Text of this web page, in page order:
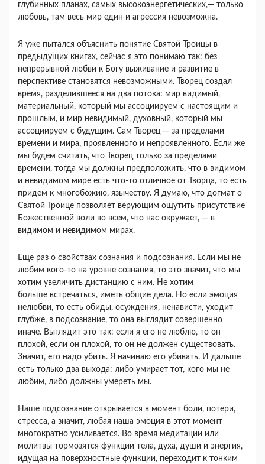
глубинных планах, самых высокоэнергетических,— только
любовь, там весь мир един и агрессия невозможна.
Я уже пытался объяснить понятие Святой Троицы в
предыдущих книгах, сейчас я это понимаю так: без
непрерывной любви к Богу выживание и развитие в
перспективе становятся невозможными. Творец создал
время, разделившееся на два потока: мир видимый,
материальный, который мы ассоциируем с настоящим и
прошлым, и мир невидимый, духовный, который мы
ассоциируем с будущим. Сам Творец — за пределами
времени и мира, проявленного и непроявленного. Если же
мы будем считать, что Творец только за пределами
времени, тогда мы должны предположить, что в видимом
и невидимом мире есть что-то отличное от Творца, то есть
придем к многобожию, язычеству. Я думаю, что догмат о
Святой Троице позволяет верующим ощутить присутствие
Божественной воли во всем, что нас окружает, — в
видимом и невидимом мирах.
Еще раз о свойствах сознания и подсознания. Если мы не
любим кого-то на уровне сознания, то это значит, что мы
хотим увеличить дистанцию с ним. Не хотим
больше встречаться, иметь общие дела. Но если эмоция
нелюбви, то есть обиды, осуждения, ненависти, уходит
глубже, в подсознание, то она выглядит совершенно
иначе. Выглядит это так: если я его не люблю, то он
плохой, если он плохой, то он не должен существовать.
Значит, его надо убить. Я начинаю его убивать. И дальше
есть только два выхода: либо умирает тот, кого мы не
любим, либо должны умереть мы.
Наше подсознание открывается в момент боли, потери,
стресса, а значит, любая наша эмоция в этот момент
многократно усиливается. Во время медитации или
молитвы тормозятся функции тела, духа, души и энергия,
идущая на поверхностные функции, переходит к тонким